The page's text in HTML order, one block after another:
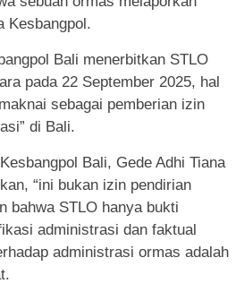
Kesbangpol.
Bali menerbitkan STLO
pada 22 September 2025, hal
sebagai pemberian izin
di Bali.
Bali, Gede Adhi Tiana
“ini bukan izin pendirian
bahwa STLO hanya bukti
administrasi dan faktual
administrasi ormas adalah